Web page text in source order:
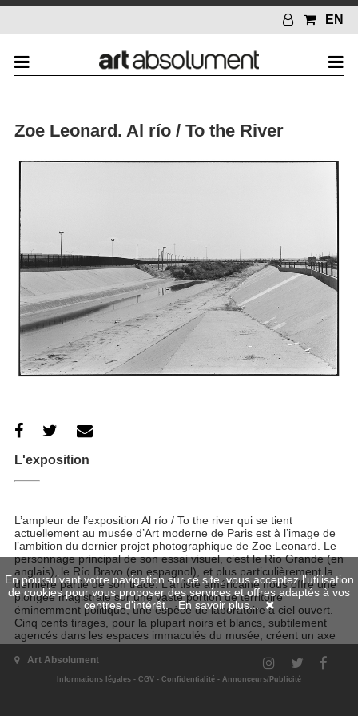
EN
Zoe Leonard. Al río / To the River
L'exposition
L’ampleur de l’exposition Al río / To the river qui se tient
actuellement au musée d’Art moderne de Paris est à l’image de
l’ambition du dernier projet photographique de Zoe Leonard. Le
personnage principal de son essai visuel, c’est le Río Grande (en
anglais), le Río Bravo (en espagnol), et plus particulièrement la
dernière partie de son tracé. L’artiste américaine nous offre une
plongée magistrale sur une vaste portion de territoire
éminemment politique, une espèce de laboratoire à ciel ouvert.
Cinq cents tirages, pour la plupart noirs et blancs, subtilement
agencés dans les espaces immaculés du musée, créent un axe
invisible le long duquel notre regard court, se déplace,
emmagasine au plus près de l’image des impressions et des
informations. Notre compréhension de la complexité presque
absurde de la situation s’affine, l’engagement sans faille de
Art Absolument
Informations légales - CGV - Confidentialité - Annonceurs/Publicité
En poursuivant votre navigation sur ce site, vous acceptez l'utilisation
de cookies pour vous proposer des services et offres adaptés à vos
centres d'intérêt.En savoir plus...